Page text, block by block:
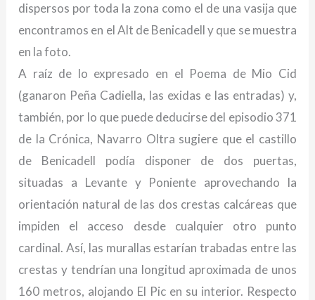
dispersos por toda la zona como el de una vasija que
encontramos en el Alt de Benicadell y que se muestra
en la foto.
A raíz de lo expresado en el Poema de Mio Cid
(ganaron Peña Cadiella, las exidas e las entradas) y,
también, por lo que puede deducirse del episodio 371
de la Crónica, Navarro Oltra sugiere que el castillo
de Benicadell podía disponer de dos puertas,
situadas a Levante y Poniente aprovechando la
orientación natural de las dos crestas calcáreas que
impiden el acceso desde cualquier otro punto
cardinal. Así, las murallas estarían trabadas entre las
crestas y tendrían una longitud aproximada de unos
160 metros, alojando El Pic en su interior. Respecto